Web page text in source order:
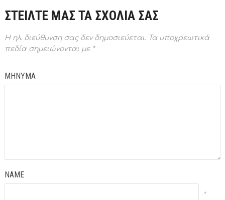
ΣΤΕΙΛΤΕ ΜΑΣ ΤΑ ΣΧΟΛΙΑ ΣΑΣ
Η ηλ. διεύθυνση σας δεν δημοσιεύεται.Τα υποχρεωτικά
πεδία σημειώνονται με *
ΜΗΝΥΜΑ
NAME
*